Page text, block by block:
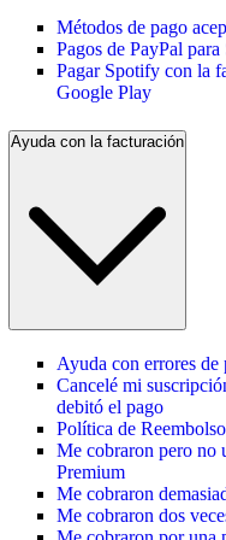
Métodos de pago
Pagos de PayPal
Pagar Spotify con la
Google Play
Ayuda con la facturación
Ayuda con errores de
Cancelé mi
debitó el pago
Política de Reembolso
Me cobraron pero no
Premium
Me cobraron
Me cobraron dos